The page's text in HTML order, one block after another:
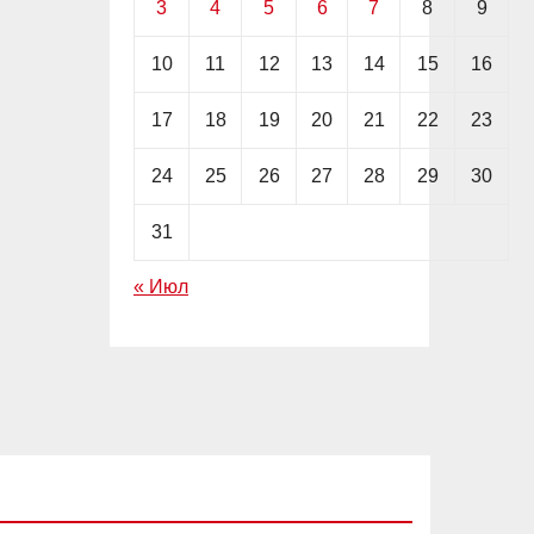
3 4 5 6 7 8 9
10 11 12 13 14 15 16
17 18 19 20 21 22 23
24 25 26 27 28 29 30
31
« Июл